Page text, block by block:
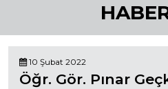
10 Şubat 2022
Öğr. Gör. Pınar